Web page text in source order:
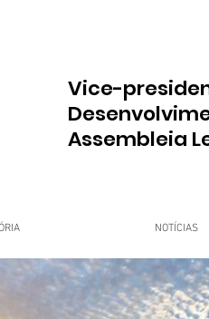
Vice-
Assembleia
NOTÍCIAS
Dr. Jorge do Carmo